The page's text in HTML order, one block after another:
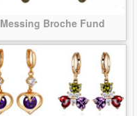
Messing Broche Fund